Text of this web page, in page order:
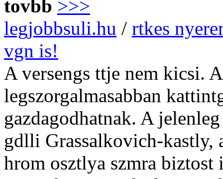
tovbb >>>
legjobbsuli.hu / rtkes
vgn is!
A versengs ttje nem kicsi.
legszorgalmasabban
gazdagodhatnak. A
gdlli Grassalkovich-kastly,
hrom osztlya szmra biztost